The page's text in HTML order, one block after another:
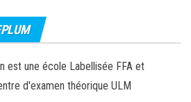
est une école Labellisée FFA et
d'examen théorique ULM